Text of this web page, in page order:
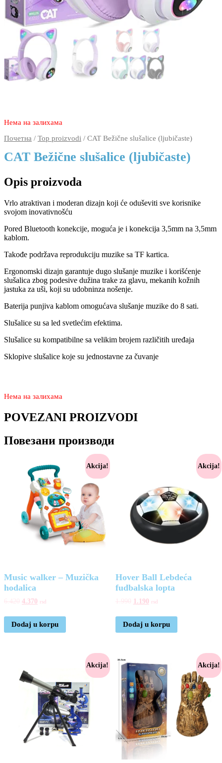
Нема на залихама
Почетна / Top proizvodi / CAT Bežične slušalice (ljubičaste)
CAT Bežične slušalice (ljubičaste)
Opis proizvoda
Vrlo atraktivan i moderan dizajn koji će oduševiti sve korisnike
svojom inovativnošću
Pored Bluetooth konekcije, moguća je i konekcija 3,5mm na 3,5mm
kablom.
Takođe podržava reprodukciju muzike sa TF kartica.
Ergonomski dizajn garantuje dugo slušanje muzike i korišćenje
slušalica zbog podesive dužina trake za glavu, mekanih kožnih
jastuka za uši, koji su udobninza nošenje.
Baterija punjiva kablom omogućava slušanje muzike do 8 sati.
Slušalice su sa led svetlećim efektima.
Slušalice su kompatibilne sa velikim brojem različitih uređaja
Sklopive slušalice koje su jednostavne za čuvanje
Нема на залихама
POVEZANI PROIZVODI
Повезани производи
Akcija!
Music walker – Muzička
hodalica
4.370 rsd
Dodaj u korpu
Akcija!
Hover Ball Lebdeća
fudbalska lopta
1.190 rsd
Dodaj u korpu
Akcija! Akcija!